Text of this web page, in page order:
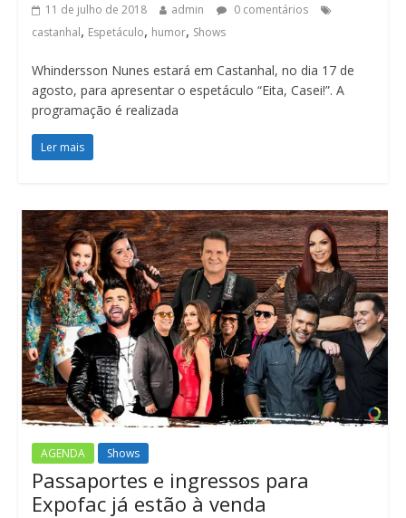
11 de julho de 2018 admin
0 comentários
castanhal, Espetáculo, humor, Shows
Whindersson Nunes estará em Castanhal, no dia 17 de
agosto, para apresentar o espetáculo “Eita, Casei!”. A
programação é realizada
Ler mais
AGENDA Shows
Passaportes e ingressos para
Expofac já estão à venda